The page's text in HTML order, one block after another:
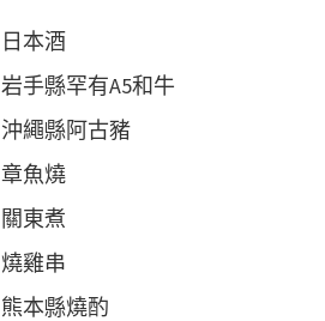
日本酒
岩手縣罕有A5和牛
沖繩縣阿古豬
章魚燒
關東煮
燒雞串
熊本縣燒酌